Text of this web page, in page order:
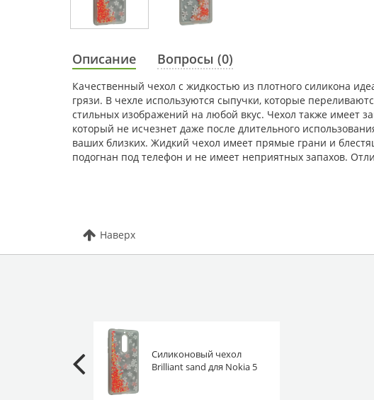
Описание Вопросы (0)
Качественный чехол с жидкостью из плотного силикона
грязи. В чехле используются сыпучки, которые
стильных изображений на любой вкус. Чехол также имеет
который не исчезнет даже после длительного
ваших близких. Жидкий чехол имеет прямые грани и
подогнан под телефон и не имеет неприятных запахов.
Наверх
Силиконовый чехол
Brilliant sand для Nokia 5